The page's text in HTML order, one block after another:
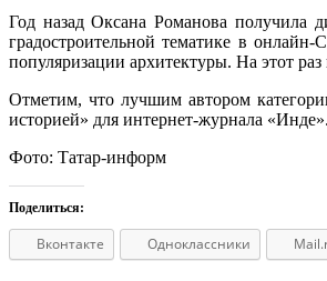
Год назад Оксана Романова
градостроительной тематике в
популяризации архитектуры. На этот
Отметим, что лучшим автором
историей» для интернет-журнала «Инде».
Фото: Татар-информ
Поделиться:
Вконтакте Одноклассники